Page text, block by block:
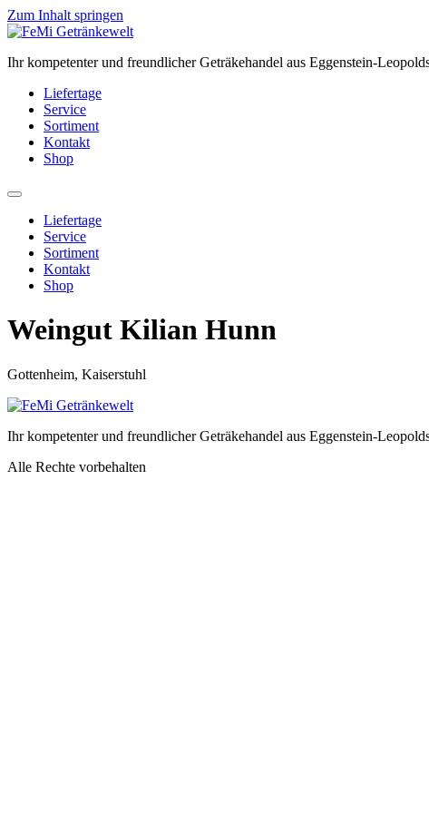
Zum Inhalt springen
Ihr kompetenter und freundlicher Geträkehandel aus Eggenstein-
Liefertage
Service
Sortiment
Kontakt
Shop
Liefertage
Service
Sortiment
Kontakt
Shop
Weingut Kilian Hunn
Gottenheim, Kaiserstuhl
Ihr kompetenter und freundlicher Geträkehandel aus Eggenstein-
Alle Rechte vorbehalten